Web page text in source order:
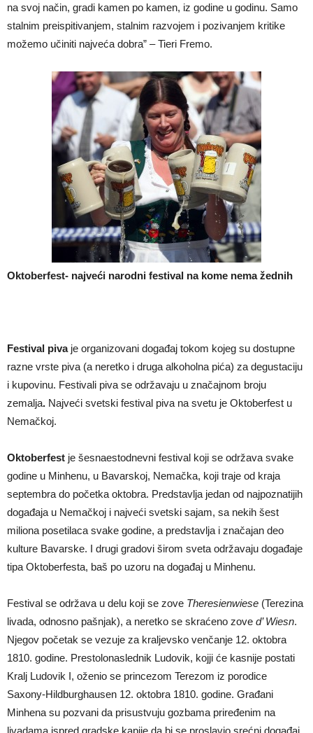
na svoj način, gradi kamen po kamen, iz godine u godinu. Samo
stalnim preispitivanjem, stalnim razvojem i pozivanjem kritike
možemo učiniti najveća dobra” – Tieri Fremo.
Oktoberfest- najveći narodni festival na kome nema žednih
Festival pivaje organizovani događaj tokom kojeg su dostupne
razne vrste piva (a neretko i druga alkoholna pića) za degustaciju
i kupovinu. Festivali piva se održavaju u značajnom broju
zemalja. Najveći svetski festival piva na svetu je Oktoberfest u
Nemačkoj.
Oktoberfest je šesnaestodnevni festival koji se održava svake
godine u Minhenu, u Bavarskoj, Nemačka, koji traje od kraja
septembra do početka oktobra. Predstavlja jedan od najpoznatijih
događaja u Nemačkoj i najveći svetski sajam, sa nekih šest
miliona posetilaca svake godine, a predstavlja i značajan deo
kulture Bavarske. I drugi gradovi širom sveta održavaju događaje
tipa Oktoberfesta, baš po uzoru na događaj u Minhenu.
Festival se održava u delu koji se zove Theresienwiese (Terezina
livada, odnosno pašnjak), a neretko se skraćeno zove d’ Wiesn.
Njegov početak se vezuje za kraljevsko venčanje 12. oktobra
1810. godine. Prestolonaslednik Ludovik, kojji će kasnije postati
Kralj Ludovik I, oženio se princezom Terezom iz porodice
Saxony-Hildburghausen 12. oktobra 1810. godine. Građani
Minhena su pozvani da prisustvuju gozbama priređenim na
livadama ispred gradske kapije da bi se proslavio srećni događaj